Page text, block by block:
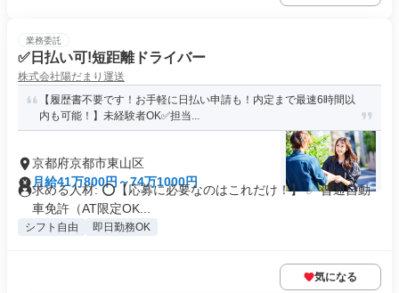
業務委託
✅日払い可!短距離ドライバー
株式会社陽だまり運送
【履歴書不要です！お手軽に日払い申請も！内定まで最速6時間以
内も可能！】未経験者OK✅担当...
京都府京都市東山区
月給41万800円～74万1000円
求める人材: ⭕️【応募に必要なのはこれだけ！】 ✅ 普通自動
車免許（AT限定OK...
シフト自由 即日勤務OK
気になる